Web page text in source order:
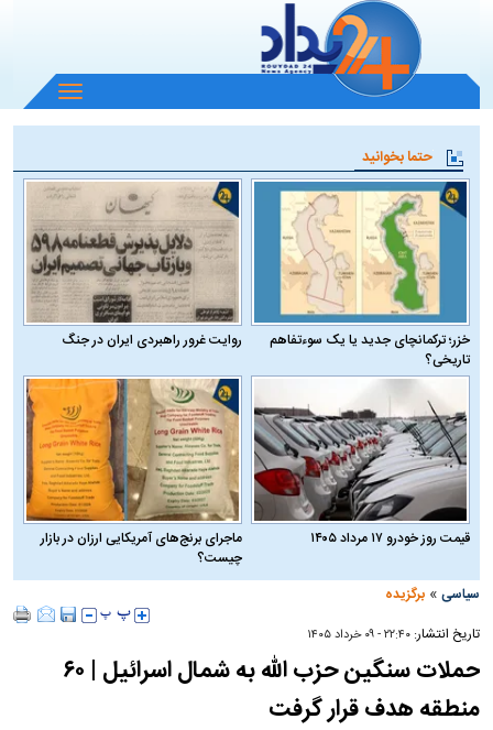
باز
و
منو
حتما بخوانید
خزر؛ ترکمانچای جدید یا یک سوءتفاهم
تاریخی؟
روایت غرور راهبردی ایران در جنگ
قیمت روز خودرو ۱۷ مرداد ۱۴۰۵
ماجرای برنج‌های آمریکایی ارزان در بازار
چیست؟
سیاسی »برگزیده
تاریخ انتشار:۲۲:۴۰ - ۰۹ خرداد ۱۴۰۵
حملات سنگین حزب الله به شمال اسرائیل | ۶۰
منطقه هدف قرار گرفت